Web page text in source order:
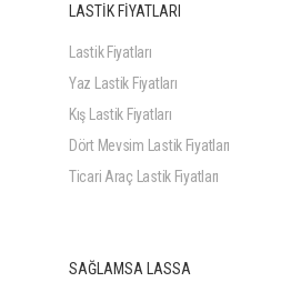
LASTİK FİYATLARI
Lastik Fiyatları
Yaz Lastik Fiyatları
Kış Lastik Fiyatları
Dört Mevsim Lastik Fiyatları
Ticari Araç Lastik Fiyatları
SAĞLAMSA LASSA